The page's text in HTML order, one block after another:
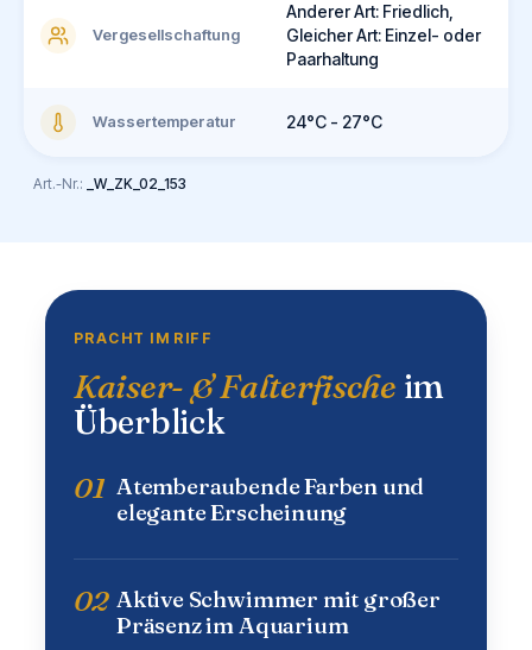
Vergesellschaftung
Anderer Art: Friedlich,
Gleicher Art: Einzel- oder
Paarhaltung
Wassertemperatur 24°C - 27°C
Art.-Nr.: _W_ZK_02_153
PRACHT IM RIFF
Kaiser- & Falterfische im
Überblick
01 Atemberaubende Farben und
elegante Erscheinung
02 Aktive Schwimmer mit großer
Präsenz im Aquarium